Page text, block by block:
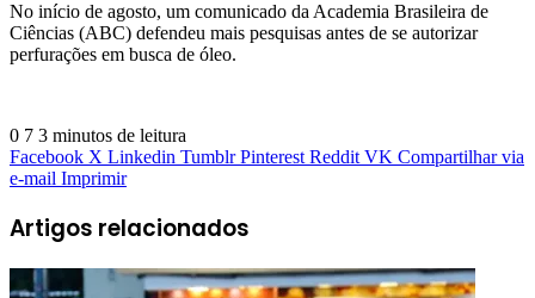
No início de agosto, um comunicado da Academia Brasileira de
Ciências (ABC) defendeu mais pesquisas antes de se autorizar
perfurações em busca de óleo.
0 7 3 minutos de leitura
Facebook X Linkedin Tumblr Pinterest Reddit VK Compartilhar via
e-mail Imprimir
Artigos relacionados